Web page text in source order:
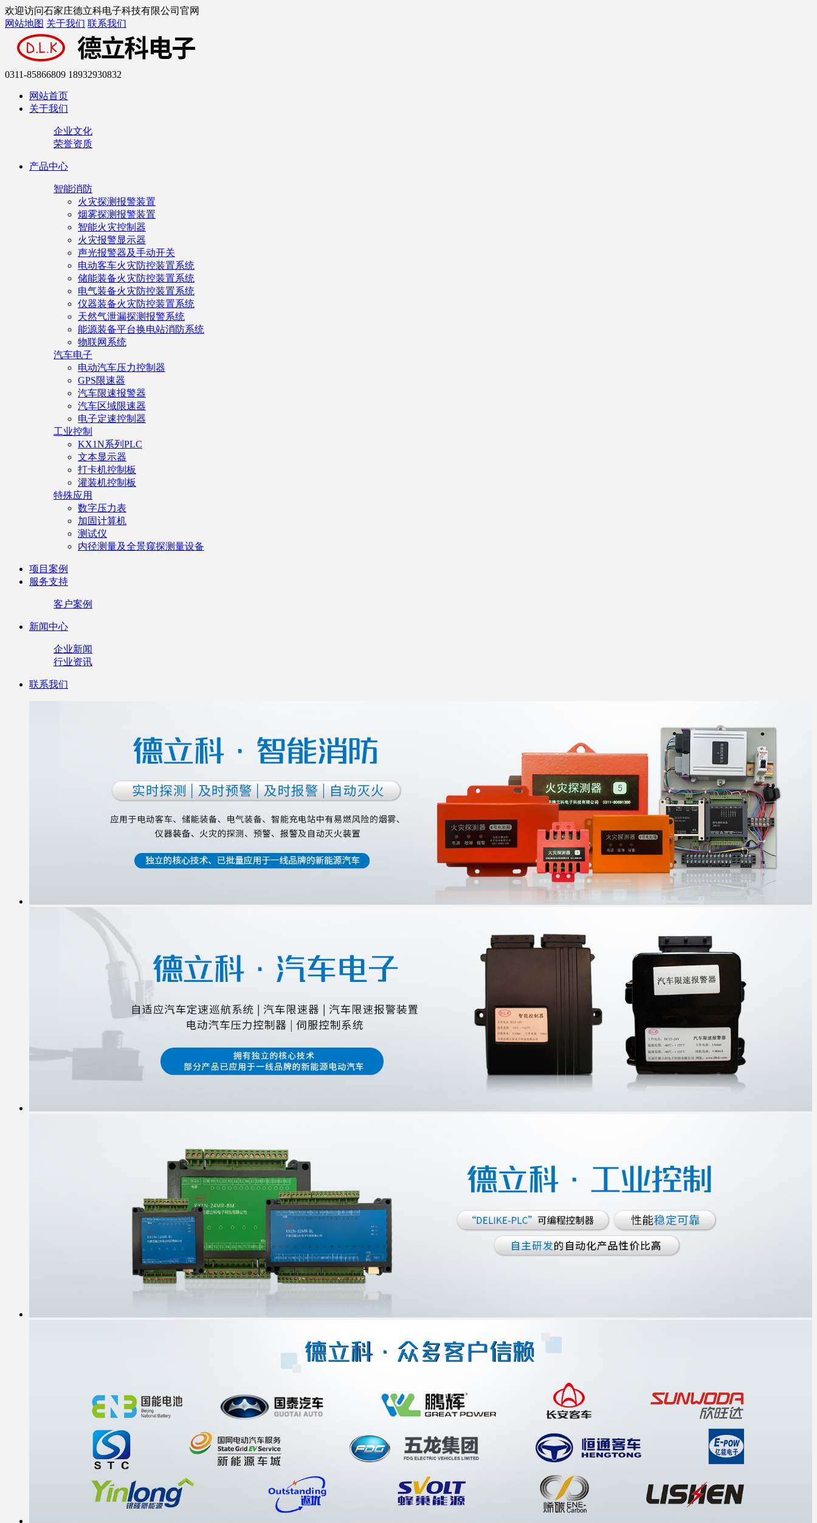
欢迎访问石家庄德立科电子科技有限公司官网
网站地图 关于我们 联系我们
0311-85866809 18932930832
网站首页
关于我们
企业文化
荣誉资质
产品中心
智能消防
火灾探测报警装置
烟雾探测报警装置
智能火灾控制器
火灾报警显示器
声光报警器及手动开关
电动客车火灾防控装置系统
储能装备火灾防控装置系统
电气装备火灾防控装置系统
仪器装备火灾防控装置系统
天然气泄漏探测报警系统
能源装备平台换电站消防系统
物联网系统
汽车电子
电动汽车压力控制器
GPS限速器
汽车限速报警器
汽车区域限速器
电子定速控制器
工业控制
KX1N系列PLC
文本显示器
打卡机控制板
灌装机控制板
特殊应用
数字压力表
加固计算机
测试仪
内径测量及全景窥探测量设备
项目案例
服务支持
客户案例
新闻中心
企业新闻
行业资讯
联系我们